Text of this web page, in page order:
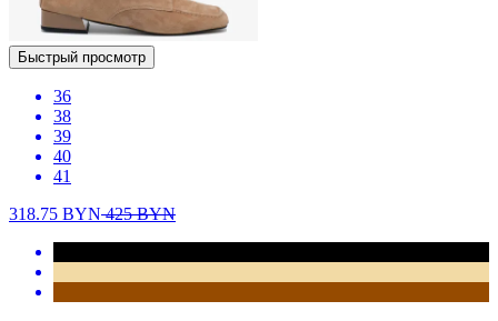
Быстрый просмотр
36
38
39
40
41
318.75 BYN425BYN